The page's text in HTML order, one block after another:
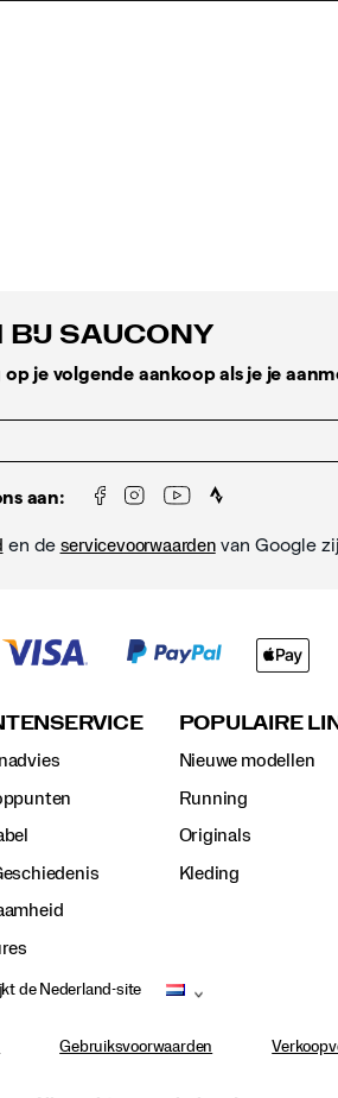
BIJ SAUCONY
op je volgende aankoop als je je
aan:
en de servicevoorwaardenvan Google
POPULAIRE
Nieuwe modellen
Running
Originals
Kleding
de Nederland-site
Gebruiksvoorwaarden